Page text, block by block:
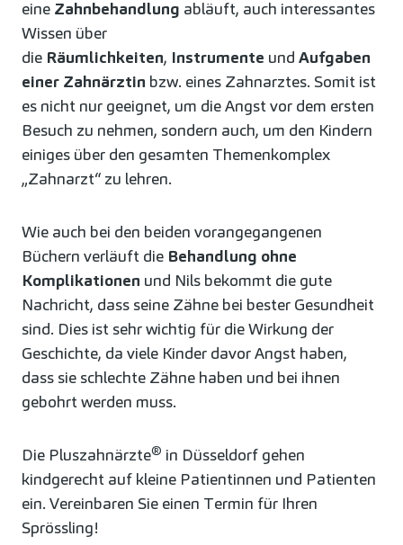
eine Zahnbehandlung abläuft, auch interessantes
Wissen über
die Räumlichkeiten, Instrumente und Aufgaben
einer Zahnärztin bzw. eines Zahnarztes. Somit ist
es nicht nur geeignet, um die Angst vor dem ersten
Besuch zu nehmen, sondern auch, um den Kindern
einiges über den gesamten Themenkomplex
„Zahnarzt“ zu lehren.
Wie auch bei den beiden vorangegangenen
Büchern verläuft die Behandlung ohne
Komplikationen und Nils bekommt die gute
Nachricht, dass seine Zähne bei bester Gesundheit
sind. Dies ist sehr wichtig für die Wirkung der
Geschichte, da viele Kinder davor Angst haben,
dass sie schlechte Zähne haben und bei ihnen
gebohrt werden muss.
Die Pluszahnärzte® in Düsseldorf gehen
kindgerecht auf kleine Patientinnen und Patienten
ein. Vereinbaren Sie einen Termin für Ihren
Sprössling!